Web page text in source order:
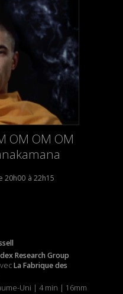
OM OM OM
20h00 22h15
Research Group
La Fabrique des
Uni | 4 min | 16mm